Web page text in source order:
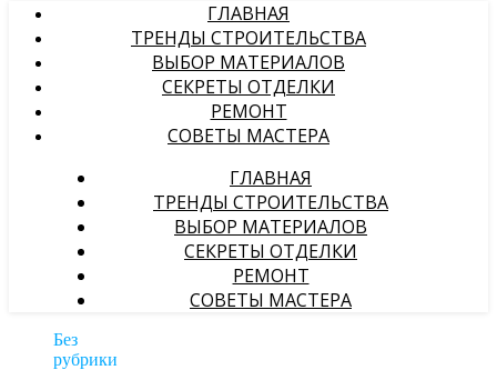
ГЛАВНАЯ
ТРЕНДЫ СТРОИТЕЛЬСТВА
ВЫБОР МАТЕРИАЛОВ
СЕКРЕТЫ ОТДЕЛКИ
РЕМОНТ
СОВЕТЫ МАСТЕРА
ГЛАВНАЯ
ТРЕНДЫ СТРОИТЕЛЬСТВА
ВЫБОР МАТЕРИАЛОВ
СЕКРЕТЫ ОТДЕЛКИ
РЕМОНТ
СОВЕТЫ МАСТЕРА
Без
рубрики